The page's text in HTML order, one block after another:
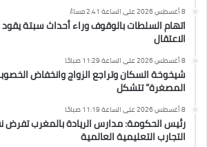
8 أغسطس 2026 على الساعة 2:41 مساءً
اتهام السلطات بالوقوف وراء أحداث سبتة
الاعتقال
8 أغسطس 2026 على الساعة 11:29 صباحًا
شيخوخة السكان وتراجع الزواج وانخفاض
المصغرة” تتشكل
8 أغسطس 2026 على الساعة 11:19 صباحًا
رئيس الحكومة: مدارس الريادة بالمغرب
التجارب التعليمية العالمية